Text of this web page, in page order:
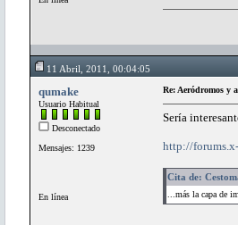
11 Abril, 2011, 00:04:05
qumake
Usuario Habitual
Desconectado
Mensajes: 1239
En línea
Re: Aeródromos y
Sería
http://
Cita de:
...más la capa de